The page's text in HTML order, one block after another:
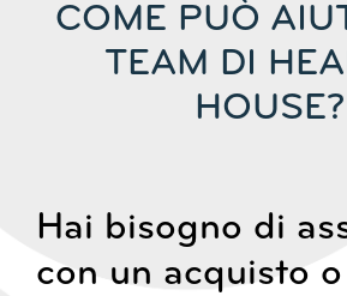
COME PUÒ
TEAM DI
HOUSE?
Hai bisogno di
con un acquisto